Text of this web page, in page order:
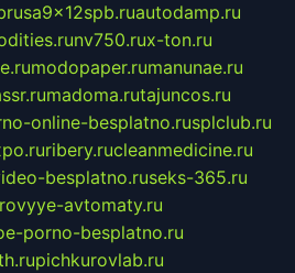
autodamp.ru
nv750.rux-ton.ru
modopaper.rumanunae.ru
madoma.rutajuncos.ru
online-besplatno.rusplclub.ru
ribery.rucleanmedicine.ru
besplatno.ruseks-365.ru
avtomaty.ru
porno-besplatno.ru
pichkurovlab.ru